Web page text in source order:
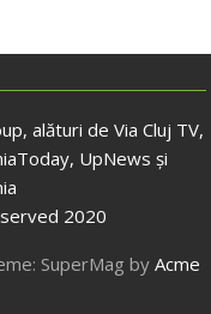
alături de Via Cluj TV,
UpNews și
2020
SuperMag byAcme